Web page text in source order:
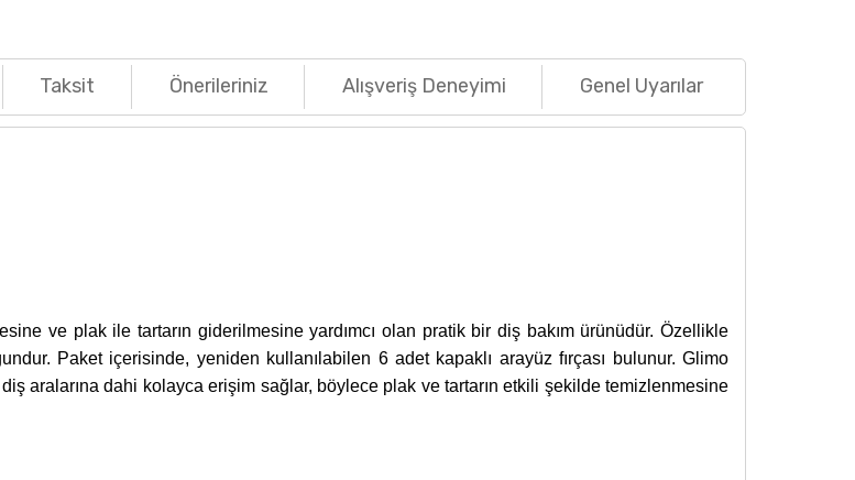
Taksit Önerileriniz Alışveriş Deneyimi Genel Uyarılar
ve plak ile tartarın giderilmesine yardımcı olan pratik bir diş bakım ürünüdür. Özellikle
Paket içerisinde, yeniden kullanılabilen 6 adet kapaklı arayüz fırçası bulunur. Glimo
diş aralarına dahi kolayca erişim sağlar, böylece plak ve tartarın etkili şekilde temizlenmesine